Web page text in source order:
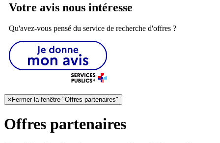
Votre avis nous intéresse
Qu'avez-vous pensé du service de recherche d'offres ?
×Fermer la fenêtre "Offres partenaires"
Offres partenaires